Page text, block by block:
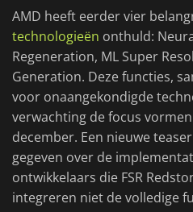
AMD heeft eerder vier
technologieën onthuld:
Regeneration, ML Super
Generation. Deze functies,
voor onaangekondigde
verwachting de focus
december. Een nieuwe
gegeven over de
ontwikkelaars die FSR
integreren niet de volledige